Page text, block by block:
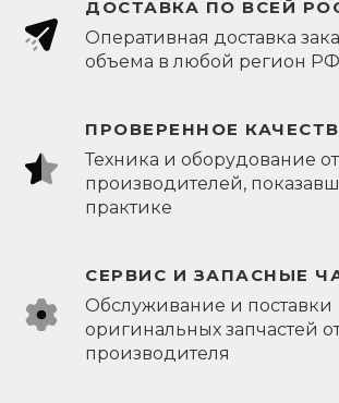
ДОСТАВКА ПО ВСЕЙ
Оперативная доставка
объема в любой регион РФ
ПРОВЕРЕННОЕ
Техника и оборудование
производителей,
практике
СЕРВИС И ЗАПАСНЫЕ
Обслуживание и поставки
оригинальных запчастей
производителя